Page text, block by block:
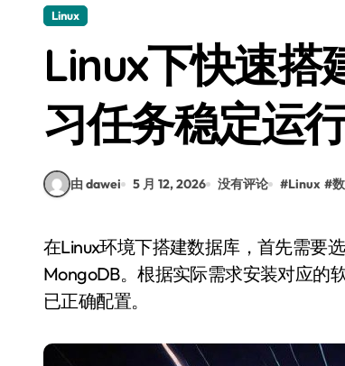
Linux
Linux下快速搭
习任务稳定运
由 dawei 5 月 12, 2026 没有评论 #Linux #
在Linux环境下搭建数据库，首先需要选择合适的数据库系统，如MySQL、PostgreSQL或
MongoDB。根据实际需求安装对应的
已正确配置。